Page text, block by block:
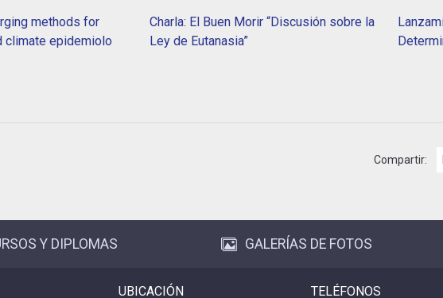
methods for
climate epidemiolo
Charla: El Buen Morir “Discusión sobre la
Ley de Eutanasia”
Compartir:
Y DIPLOMAS GALERÍAS DE FOTOS
UBICACIÓN TELÉFONOS